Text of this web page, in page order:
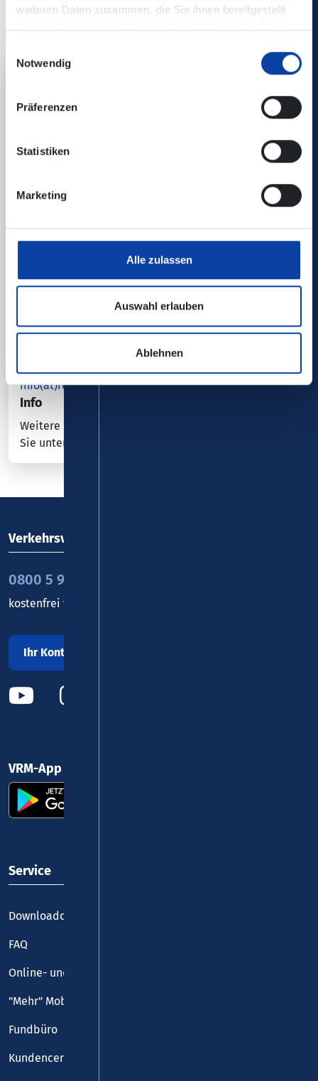
weiteren Daten zusammen, die Sie ihnen bereitgestellt
Notwendig
Präferenzen
Statistiken
Marketing
Alle zulassen
Auswahl erlauben
Ablehnen
Tourismuszweckverband des Landkreises
56068 Koblenz
info(at)remet.de
Info
Weitere Informationen zum Saynsteig
Sie unter
Verkehrsverbund Rhein-Mosel GmbH
0800 5 986 986
kostenfrei täglich 8 - 20 Uhr
Ihr Kontakt zu uns
VRM-App nutzen und durchstarten
Service
Downloadcenter
FAQ
Online- und Handy-Tickets
"Mehr" Mobilität
Fundbüro
Kundencenter